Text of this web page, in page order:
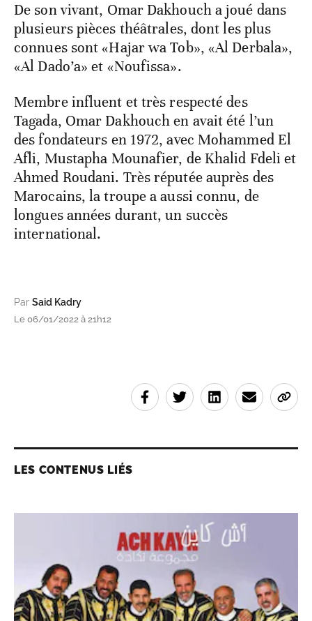
De son vivant, Omar Dakhouch a joué dans
plusieurs pièces théâtrales, dont les plus
connues sont «Hajar wa Tob», «Al Derbala»,
«Al Dado’a» et «Noufissa».
Membre influent et très respecté des
Tagada, Omar Dakhouch en avait été l’un
des fondateurs en 1972, avec Mohammed El
Afli, Mustapha Mounafier, de Khalid Fdeli et
Ahmed Roudani. Très réputée auprès des
Marocains, la troupe a aussi connu, de
longues années durant, un succès
international.
Par Said Kadry
Le 06/01/2022 à 21h12
LES CONTENUS LIÉS